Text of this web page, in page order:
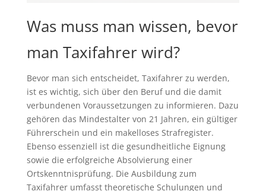
Was muss man wissen, bevor
man Taxifahrer wird?
Bevor man sich entscheidet, Taxifahrer zu werden,
ist es wichtig, sich über den Beruf und die damit
verbundenen Voraussetzungen zu informieren. Dazu
gehören das Mindestalter von 21 Jahren, ein gültiger
Führerschein und ein makelloses Strafregister.
Ebenso essenziell ist die gesundheitliche Eignung
sowie die erfolgreiche Absolvierung einer
Ortskenntnisprüfung. Die Ausbildung zum
Taxifahrer umfasst theoretische Schulungen und